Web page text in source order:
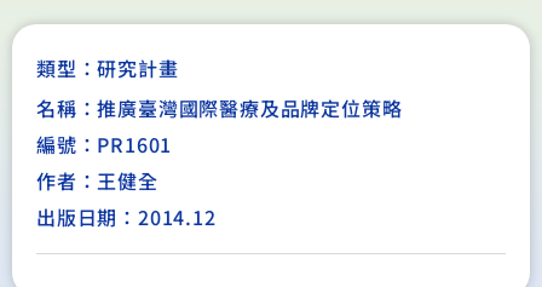
類型：研究計畫
名稱：推廣臺灣國際醫療及品牌定位策略
編號：PR1601
作者：王健全
出版日期：2014.12